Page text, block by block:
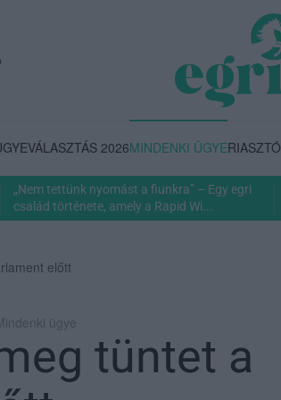
VÁLASZTÁS 2026MINDENKI ÜGYERIASZTÓ
„Nem tettünk nyomást a fiunkra” – Egy egri
család története, amely a Rapid Wi...
előtt
ügye
tüntet a